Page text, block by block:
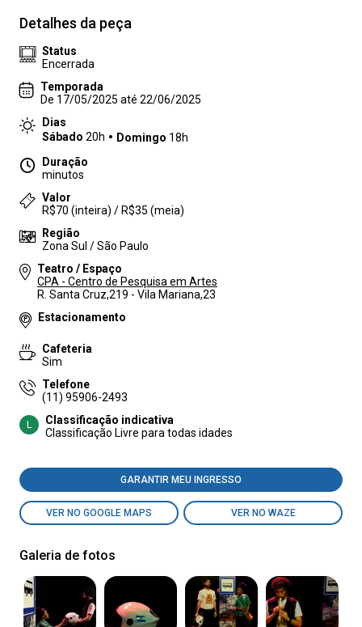
Detalhes da peça
Status
Encerrada
Temporada
De 17/05/2025 até 22/06/2025
Dias
Sábado 20h Domingo 18h
Duração
minutos
Valor
R$70 (inteira) / R$35 (meia)
Região
Zona Sul / São Paulo
Teatro / Espaço
CPA - Centro de Pesquisa em Artes
R. Santa Cruz,219 - Vila Mariana,23
Estacionamento
Cafeteria
Sim
Telefone
(11) 95906-2493
L
Classificação indicativa
Classificação Livre para todas idades
GARANTIR MEU INGRESSO
VER NO GOOGLE MAPS VER NO WAZE
Galeria de fotos